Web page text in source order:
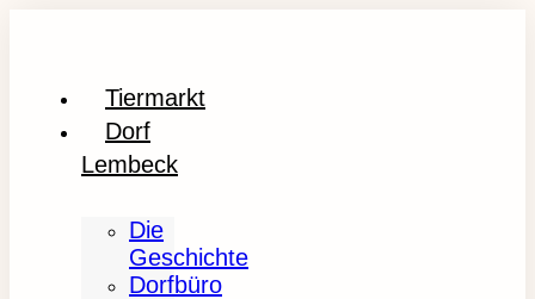
Tiermarkt
Dorf
Lembeck
Die
Geschichte
Dorfbüro